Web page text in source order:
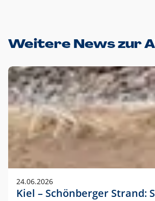
Weitere News zur
24.06.2026
Kiel – Schönberger